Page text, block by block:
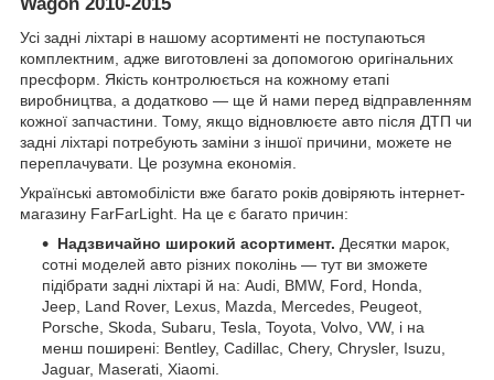
Wagon 2010-2015
Усі задні ліхтарі в нашому асортименті не поступаються
комплектним, адже виготовлені за допомогою оригінальних
пресформ. Якість контролюється на кожному етапі
виробництва, а додатково — ще й нами перед відправленням
кожної запчастини. Тому, якщо відновлюєте авто після ДТП чи
задні ліхтарі потребують заміни з іншої причини, можете не
переплачувати. Це розумна економія.
Українські автомобілісти вже багато років довіряють інтернет-
магазину FarFarLight. На це є багато причин:
Надзвичайно широкий асортимент. Десятки марок,
сотні моделей авто різних поколінь — тут ви зможете
підібрати задні ліхтарі й на: Audi, BMW, Ford, Honda,
Jeep, Land Rover, Lexus, Mazda, Mercedes, Peugeot,
Porsche, Skoda, Subaru, Tesla, Toyota, Volvo, VW, і на
менш поширені: Bentley, Cadillac, Chery, Chrysler, Isuzu,
Jaguar, Maserati, Xiaomi.